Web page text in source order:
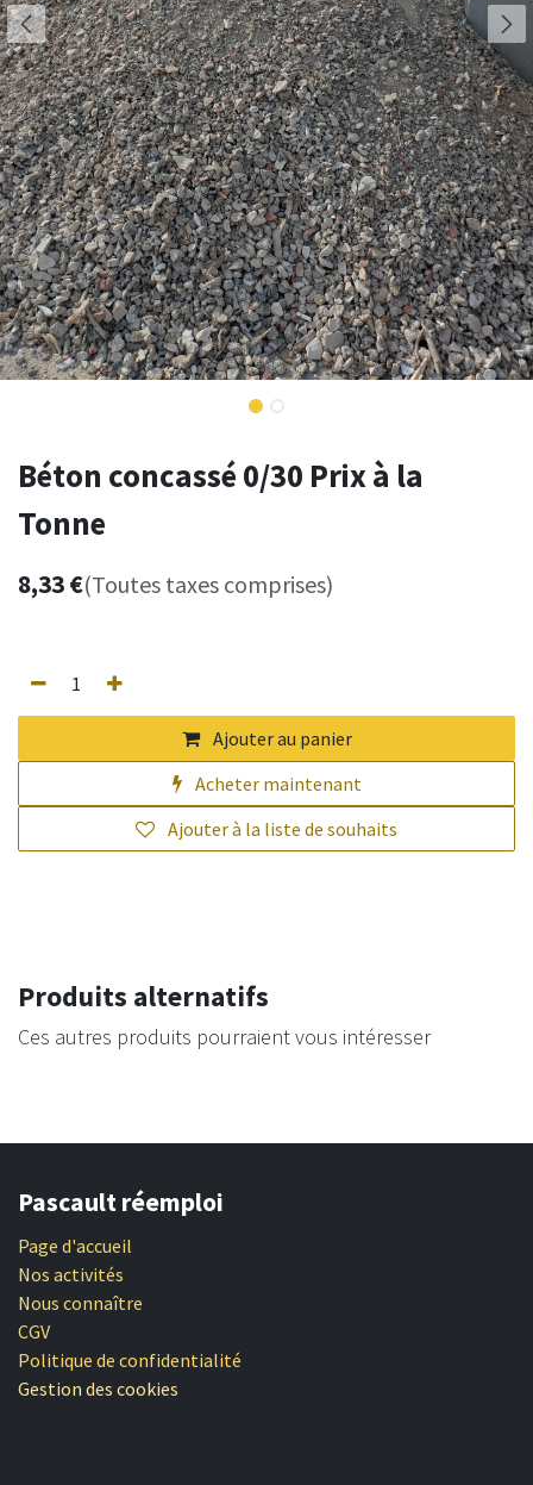
Béton concassé 0/30 Prix à la
Tonne
8,33€(Toutes taxes comprises)
Ajouter au panier
Acheter maintenant
Ajouter à la liste de souhaits
Produits alternatifs
Ces autres produits pourraient vous intéresser
Pascault réemploi
Page d'accueil
Nos activités
Nous connaître
CGV
Politique de confidentialité
Gestion des cookies